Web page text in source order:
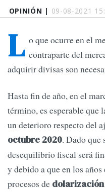
OPINIÓN | 09-08-2021
L o que ocurre en el
contraparte del
adquirir divisas son
Hasta fin de año, en el
término, es esperable que
un deterioro respecto del
octubre 2020. Dado que
desequilibrio fiscal será
y debido a que en los
procesos de